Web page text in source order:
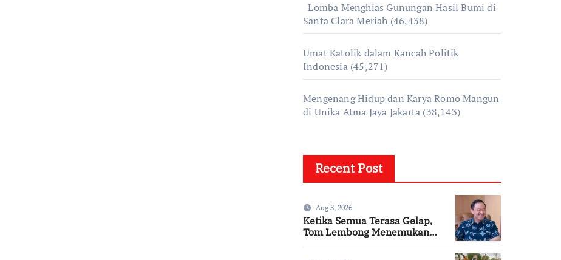
Lomba Menghias Gunungan Hasil Bumi di
Santa Clara Meriah (46,438)
Umat Katolik dalam Kancah Politik
Indonesia (45,271)
Mengenang Hidup dan Karya Romo Mangun
di Unika Atma Jaya Jakarta (38,143)
Recent Post
Aug 8, 2026
Ketika Semua Terasa Gelap,
Tom Lembong Menemukan